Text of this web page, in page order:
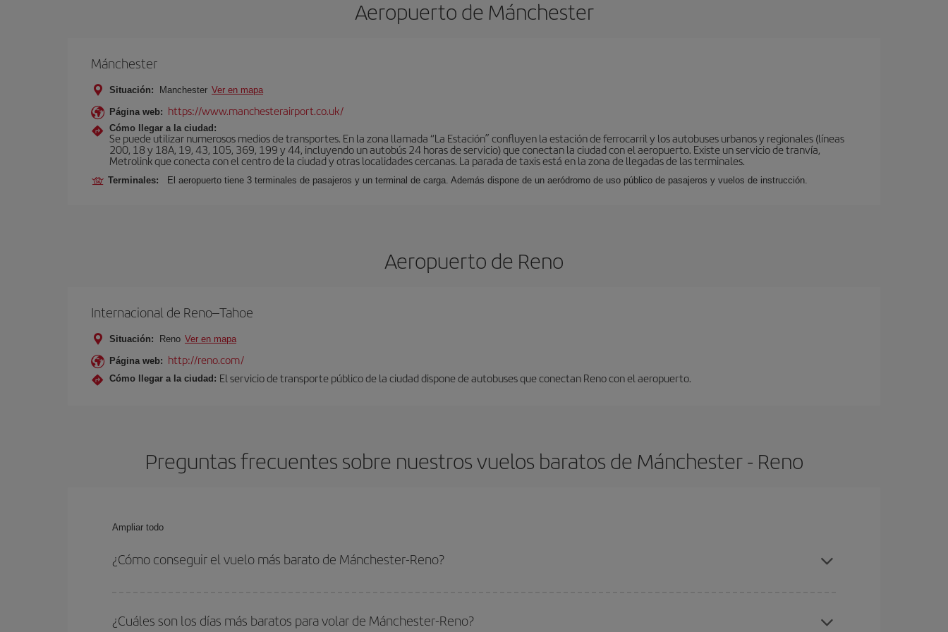
Aeropuerto de Mánchester
Mánchester
Situación: Manchester Ver en mapa
Página web: https://www.manchesterairport.co.uk/
Cómo llegar a la ciudad:
Se puede utilizar numerosos medios de transportes. En la zona llamada “La Estación” confluyen la estación de ferrocarril y los autobuses urbanos y regionales (líneas
200, 18 y 18A, 19, 43, 105, 369, 199 y 44, incluyendo un autobús 24 horas de servicio) que conectan la ciudad con el aeropuerto. Existe un servicio de tranvía,
Metrolink que conecta con el centro de la ciudad y otras localidades cercanas. La parada de taxis está en la zona de llegadas de las terminales.
Terminales: El aeropuerto tiene 3 terminales de pasajeros y un terminal de carga. Además dispone de un aeródromo de uso público de pasajeros y vuelos de instrucción.
Aeropuerto de Reno
Internacional de Reno–Tahoe
Situación: Reno Ver en mapa
Página web: http://reno.com/
Cómo llegar a la ciudad: El servicio de transporte público de la ciudad dispone de autobuses que conectan Reno con el aeropuerto.
Preguntas frecuentes sobre nuestros vuelos baratos de Mánchester - Reno
Ampliar todo
¿Cómo conseguir el vuelo más barato de Mánchester-Reno?
fechas y horarios de ida y vuelta.
¿Cuáles son los días más baratos para volar de Mánchester-Reno?